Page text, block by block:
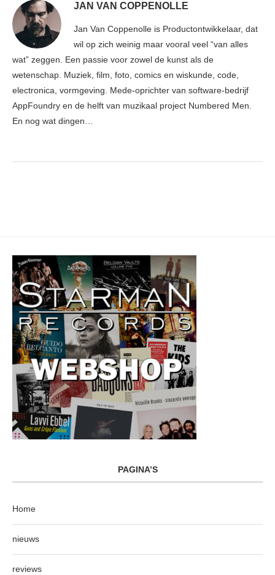
JAN VAN COPPENOLLE
Jan Van Coppenolle is Productontwikkelaar, dat
wil op zich weinig maar vooral veel “van alles
wat” zeggen. Een passie voor zowel de kunst als de
wetenschap. Muziek, film, foto, comics en wiskunde, code,
electronica, vormgeving. Mede-oprichter van software-bedrijf
AppFoundry en de helft van muzikaal project Numbered Men.
En nog wat dingen…
PAGINA’S
Home
nieuws
reviews